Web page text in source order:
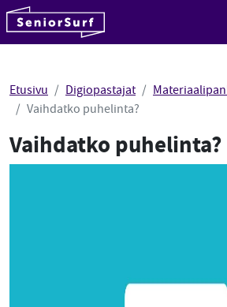
Hyppää sisältöön
Etusivu Digiopastajat
Vaihdatko puhelinta?
Vaihdatko puhelinta?